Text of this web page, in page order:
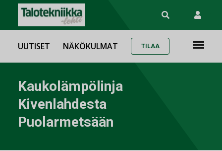
UUTISET NÄKÖKULMAT TILAA
Kaukolämpölinja
Kivenlahdesta
Puolarmetsään